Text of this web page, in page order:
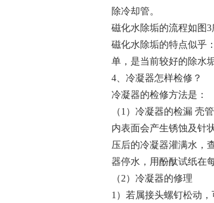
除冷却管。
磁化水除垢的流程如图3
磁化水除垢的特点似乎
单，是当前较好的除水垢
4、冷凝器怎样检修？
冷凝器的检修方法是：
（1）冷凝器的检漏 壳
内表面会产生锈蚀及针
压后的冷凝器灌满水，
器停水，用酚酞试纸在
（2）冷凝器的修理
1）若属接头螺钉松动